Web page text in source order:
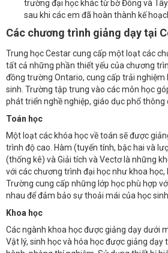
trường đại học khác từ bờ Đông và
sau khi các em đã hoàn thành kế
Các chương trình giảng dạy tại
Trung học Cestar cung cấp một loạt các
tất cả những phần thiết yếu của chương
đồng trường Ontario, cung cấp trải nghiệm
sinh. Trường tập trung vào các môn học
phát triển nghề nghiệp, giáo dục phổ thông
Toán học
Một loạt các khóa học về toán sẽ được
trình độ cao. Hàm (tuyến tính, bậc hai và
(thống kê) và Giải tích và Vectơ là những
với các chương trình đại học như khoa học,
Trường cung cấp những lớp học phù hợp
nhau để đảm bảo sự thoải mái của học
Khoa học
Các ngành khoa học được giảng dạy dưới
Vật lý, sinh học và hóa học được giảng